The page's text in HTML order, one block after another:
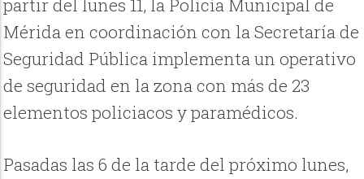
partir del lunes 11, la Policía Municipal de
Mérida en coordinación con la Secretaría de
Seguridad Pública implementa un operativo
de seguridad en la zona con más de 23
elementos policiacos y paramédicos.
Pasadas las 6 de la tarde del próximo lunes,